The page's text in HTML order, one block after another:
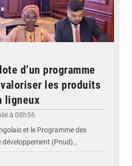
d’un programme
les produits
ligneux
à 08h56
et le Programme des
développement (Pnud)…